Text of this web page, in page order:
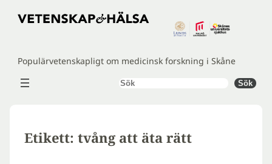
Hoppa
Populärvetenskapligt om medicinsk forskning i Skåne
Sök Sök
Etikett: tvång att äta rätt